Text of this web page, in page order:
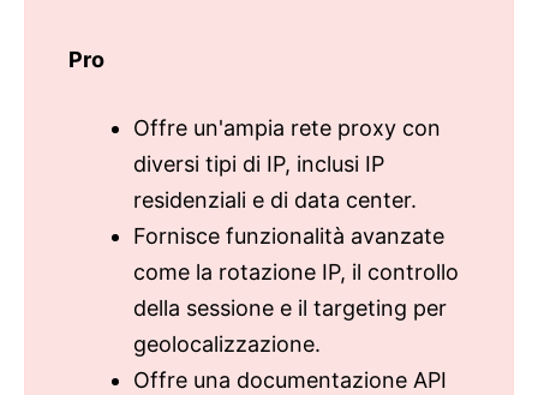
Pro
Offre un'ampia rete proxy con
diversi tipi di IP, inclusi IP
residenziali e di data center.
Fornisce funzionalità avanzate
come la rotazione IP, il controllo
della sessione e il targeting per
geolocalizzazione.
Offre una documentazione API